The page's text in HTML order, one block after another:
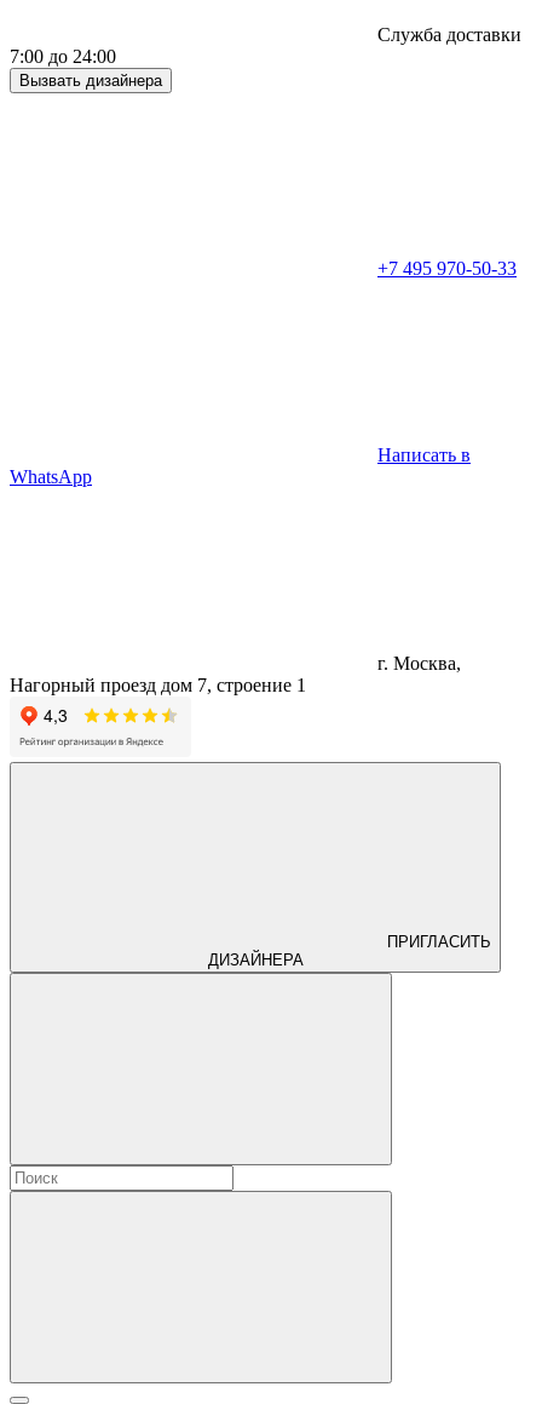
Служба доставки
7:00 до 24:00
Вызвать дизайнера
+7 495 970-50-33
Написать в
WhatsApp
г. Москва,
Нагорный проезд дом 7, строение 1
ПРИГЛАСИТЬ
ДИЗАЙНЕРА